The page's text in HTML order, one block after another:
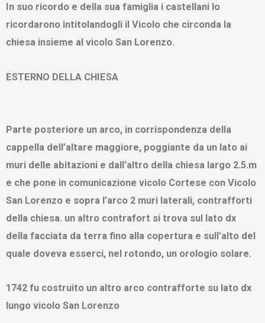
In suo ricordo e della sua famiglia i castellani lo
ricordarono intitolandogli il Vicolo che circonda la
chiesa insieme al vicolo San Lorenzo.
ESTERNO DELLA CHIESA
Parte posteriore un arco, in corrispondenza della
cappella dell’altare maggiore, poggiante da un lato ai
muri delle abitazioni e dall’altro della chiesa largo 2.5.m
e che pone in comunicazione vicolo Cortese con Vicolo
San Lorenzo e sopra l’arco 2 muri laterali, contrafforti
della chiesa. un altro contrafort si trova sul lato dx
della facciata da terra fino alla copertura e sull’alto del
quale doveva esserci, nel rotondo, un orologio solare.
1742 fu costruito un altro arco contrafforte su lato dx
lungo vicolo San Lorenzo